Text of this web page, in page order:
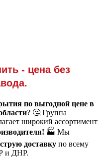
- цена без
по выгодной цене в
? 🤔 Группа
широкий ассортимент
🏭 Мы
доставку по всему
и ДНР.